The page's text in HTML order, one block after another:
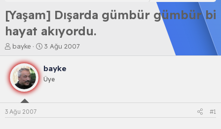
[Yaşam] Dışarda gümbür gümbür bi
hayat akıyordu.
K
o
n
b
u
y
a
bayke
B
a
l
a
ç
3 Ağu 2007
bayke
Üye
3 Ağu 2007 #1